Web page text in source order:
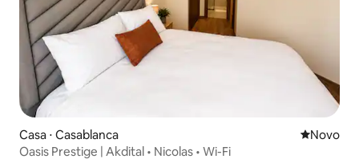
Casa ⋅ Casablanca Novo
Novo
Oasis Prestige | Akdital • Nicolas • Wi-Fi